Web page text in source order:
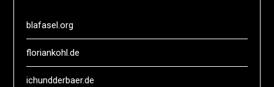
blafasel.org
floriankohl.de
ichundderbaer.de